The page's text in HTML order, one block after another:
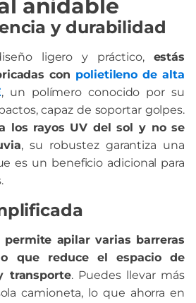
anidable
y durabilidad
ligero y práctico, estás
con polietileno de alta
, un polímero conocido por su
capaz de soportar golpes.
los rayos UV del sol y no se
, su robustez garantiza una
es un beneficio adicional para
permite apilar varias barreras
que reduce el espacio de
transporte. Puedes llevar más
camioneta, lo que ahorra en